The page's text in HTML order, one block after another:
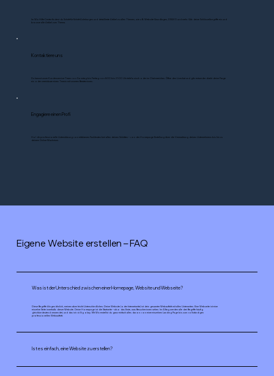
Im Wix Hilfe-Center findest du Schritt-für-Schritt-Anleitungen und detaillierte Artikel zu allen Themen, wie z.B. Website-Grundlagen, DSGVO und mehr. Gib deine Schlüsselbegriffe ein und
browse alle Artikel zum Thema.
Kontaktiere uns
Du kannst unser Kundenservice-Team von Sonntag bis Freitag von 8:00 bis 21:00 Uhr telefonisch oder im Chat erreichen. Öffne den Livechat und gib entweder direkt deine Frage
ein oder vereinbare einen Termin mit unseren Berater:innen.
Engagiere einen Profi
Hol dir professionelle Unterstützung von erfahrenen Fachleuten bei allen deinen Schritten – von der Homepage Erstellung über die Vermarktung deines Unternehmens bis hin zu
deinem Online-Wachstum.
Eigene Website erstellen – FAQ
Was ist der Unterschied zwischen einer Homepage, Website und Webseite?
Diese Begriffe klingen ähnlich, meinen aber leicht Unterschiedliches: Deine Website (oder Internetseite) ist dein gesamter Webauftritt mit allen Unterseiten. Eine Webseite ist eine
einzelne Seite innerhalb dieser Website. Deine Homepage ist die Startseite – also das Erste, was Besucher:innen sehen. Im Alltag werden alle drei Begriffe häufig
gleichbedeutend verwendet, und das ist völlig okay. Mit Wix erstellst du ganz einfach alles davon: von einer einzelnen Landing Page bis zum vollständigen
professionellen Webauftritt.
Ist es einfach, eine Website zu erstellen?